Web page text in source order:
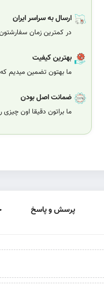
ارسال به سراسر ایران
در کمترین زمان
بهترین کیفیت
ما بهتون تضمین میدیم
ضمانت اصل بودن
ما براتون دقیقا اون
پرسش و پاسخ